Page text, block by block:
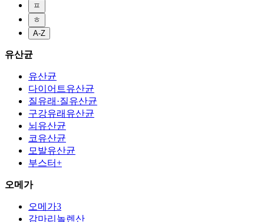
ㅍ
ㅎ
A-Z
유산균
유산균
다이어트유산균
질유래·질유산균
구강유래유산균
뇌유산균
코유산균
모발유산균
부스터+
오메가
오메가3
감마리놀렌산